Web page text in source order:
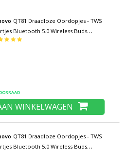
QT81 Draadloze Oordopjes - TWS
Bluetooth 5.0 Wireless Buds
Oortelefoon Zwart
WINKELWAGEN
QT81 Draadloze Oordopjes - TWS
Bluetooth 5.0 Wireless Buds